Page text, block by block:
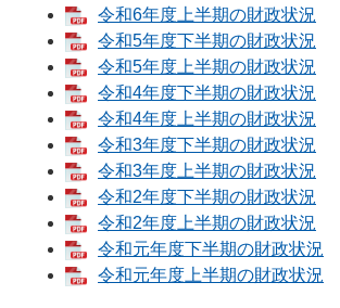
令和6年度上半期の財政状況
令和5年度下半期の財政状況
令和5年度上半期の財政状況
令和4年度下半期の財政状況
令和4年度上半期の財政状況
令和3年度下半期の財政状況
令和3年度上半期の財政状況
令和2年度下半期の財政状況
令和2年度上半期の財政状況
令和元年度下半期の財政状況
令和元年度上半期の財政状況